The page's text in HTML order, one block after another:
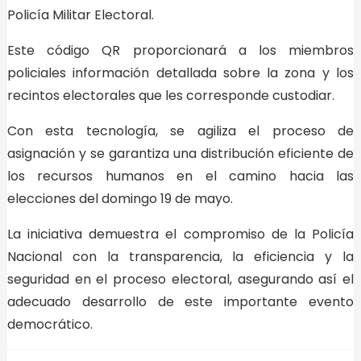
Policía Militar Electoral.
Este código QR proporcionará a los miembros
policiales información detallada sobre la zona y los
recintos electorales que les corresponde custodiar.
Con esta tecnología, se agiliza el proceso de
asignación y se garantiza una distribución eficiente de
los recursos humanos en el camino hacia las
elecciones del domingo 19 de mayo.
La iniciativa demuestra el compromiso de la Policía
Nacional con la transparencia, la eficiencia y la
seguridad en el proceso electoral, asegurando así el
adecuado desarrollo de este importante evento
democrático.